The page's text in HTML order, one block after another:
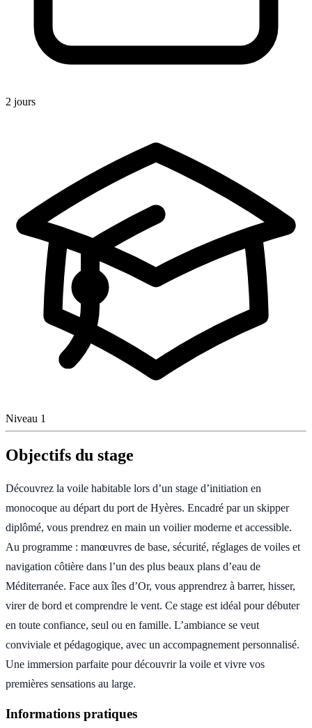
2 jours
Niveau 1
Objectifs du stage
Découvrez la voile habitable lors d’un stage d’initiation en
monocoque au départ du port de Hyères. Encadré par un skipper
diplômé, vous prendrez en main un voilier moderne et accessible.
Au programme : manœuvres de base, sécurité, réglages de voiles et
navigation côtière dans l’un des plus beaux plans d’eau de
Méditerranée. Face aux îles d’Or, vous apprendrez à barrer, hisser,
virer de bord et comprendre le vent. Ce stage est idéal pour débuter
en toute confiance, seul ou en famille. L’ambiance se veut
conviviale et pédagogique, avec un accompagnement personnalisé.
Une immersion parfaite pour découvrir la voile et vivre vos
premières sensations au large.
Informations pratiques